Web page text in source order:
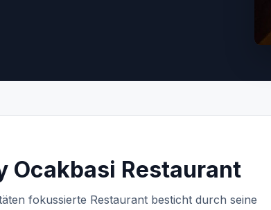
Ocakbasi Restaurant
fokussierte Restaurant besticht durch seine